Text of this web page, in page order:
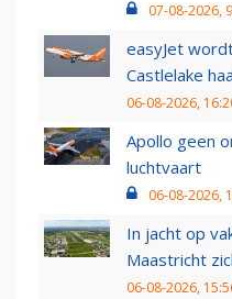
07-08-2026,
easyJet
Castlelake
06-08-2026,
Apollo geen
luchtvaart
06-08-2026,
In jacht op
Maastricht
06-08-2026,